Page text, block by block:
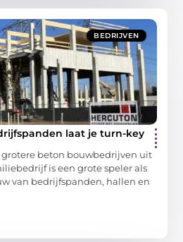
BEDRIJVEN
laat je turn-key
grotere beton bouwbedrijven uit
is een grote speler als
van bedrijfspanden, hallen en